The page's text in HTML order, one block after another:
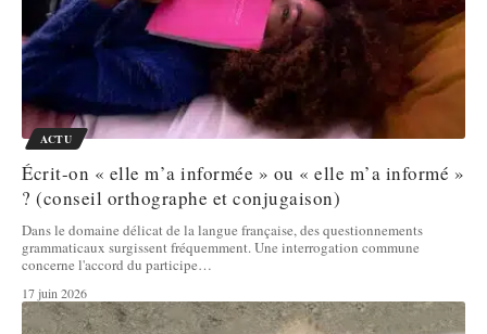
ACTU
Écrit-on « elle m’a informée » ou « elle m’a informé »
? (conseil orthographe et conjugaison)
Dans le domaine délicat de la langue française, des questionnements
grammaticaux surgissent fréquemment. Une interrogation commune
concerne l'accord du participe…
17 juin 2026